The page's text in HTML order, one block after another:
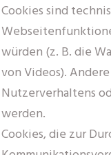
Cookies sind
würden (z. B. die
von Videos).
Nutzerverhaltens
werden.
Cookies, die zur